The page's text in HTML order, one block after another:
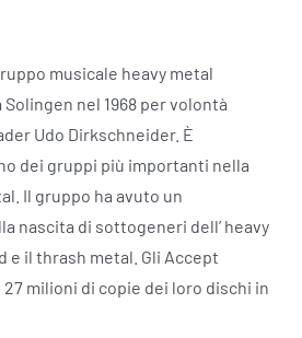
musicale heavy metal
nel 1968 per volontà
Udo Dirkschneider. È
dei gruppi più importanti nella
Il gruppo ha avuto un
nascita di sottogeneri dell’ heavy
e il thrash metal. Gli Accept
milioni di copie dei loro dischi in